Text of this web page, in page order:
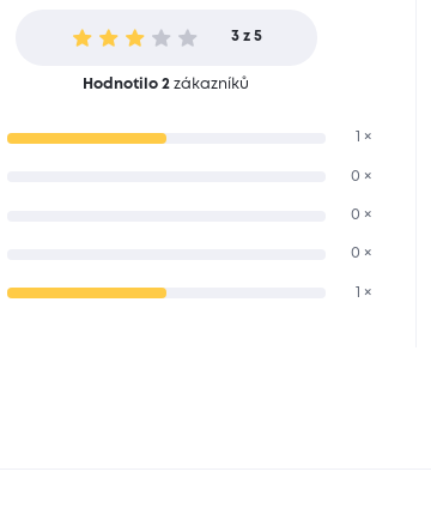
3 z 5
Hodnotilo 2 zákazníků
1 ×
0 ×
0 ×
0 ×
1 ×